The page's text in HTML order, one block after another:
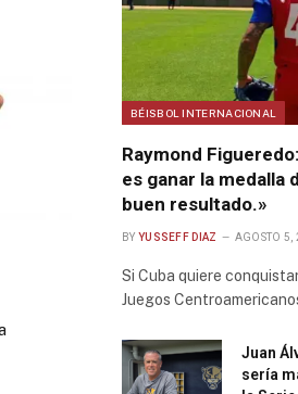
BÉISBOL INTERNACIONAL
Raymond
es ganar la medalla
buen resultado.»
BY YUSSEFF DIAZ AGOSTO 5,
Si Cuba quiere
Juegos
Juan
sería